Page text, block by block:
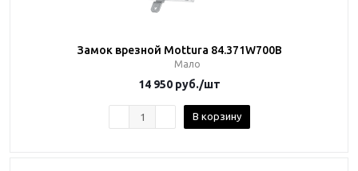
Замок врезной Mottura 84.371W700B
Мало
14 950 руб./шт
В корзину